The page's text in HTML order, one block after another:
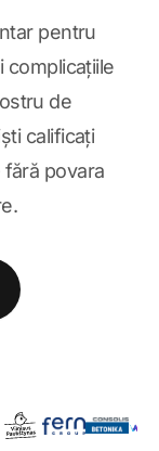
pentru
complicațiile
de
calificați
povara